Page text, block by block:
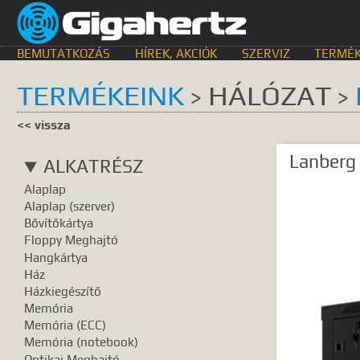
BEMUTATKOZÁS HÍREK, AKCIÓK SZERVIZ
KERESÉS HELYE
egyik sem
GyIK.
Gyártók
TALÁLATOK
TERMÉKEINK > HÁLÓZAT >
<< vissza
ALKATRÉSZ
Alaplap
Alaplap (szerver)
Bővítőkártya
Floppy Meghajtó
Hangkártya
Ház
Házkiegészítő
Memória
Memória (ECC)
Memória (notebook)